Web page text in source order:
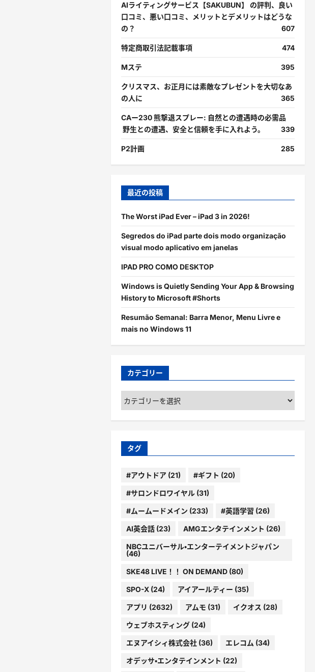
AIライティングサービス【SAKUBUN】 の評判、良い
口コミ、悪い口コミ、メリットとデメリットはどうな
の？
607
特定商取引法記載事項 474
Mステ 395
クリスマス、お正月には素敵なプレゼントを大切なあ
の人に
365
CAー230 熊撃退スプレー: 自然との遭遇時の必需品
野生との遭遇、安全と信頼を手に入れよう。
339
P2計画 285
最近の投稿
The Worst iPad Ever – iPad 3 in 2026!
Segredos do iPad parte dois modo organização
visual modo aplicativo em janelas
IPAD PRO COMO DESKTOP
Windows is Quietly Sending Your App & Browsing
History to Microsoft #Shorts
Resumão Semanal: Barra Menor, Menu Livre e
mais no Windows 11
カテゴリー
カ
テ
ゴ
ー
タグ
#アウトドア(21) #ギフト (20)
#サロンドロワイヤル(31)
#ムームードメイン (233) #英語学習 (26)
AI英会話(23) AMGエンタテインメント (26)
NBCユニバーサル・エンターテイメントジャパン
(46)
SKE48 LIVE！！ ON DEMAND(80)
SPO-X(24) アイアールティー (35)
アプリ (2632) アムモ (31) イクオス (28)
ウェブホスティング(24)
エヌアイシィ株式会社(36) エレコム (34)
オデッサ・エンタテインメント (22)